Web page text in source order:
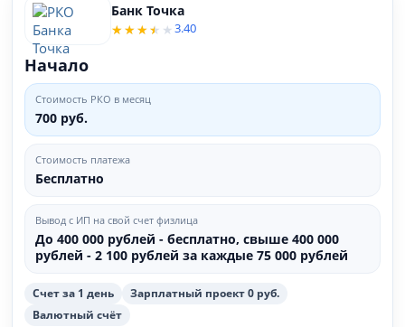
Банк Точка
3.40
Начало
Стоимость РКО в месяц
700 руб.
Стоимость платежа
Бесплатно
Вывод с ИП на свой счет физлица
До 400 000 рублей - бесплатно, свыше 400 000
рублей - 2 100 рублей за каждые 75 000 рублей
Счет за 1 день
Зарплатный проект 0 руб.
Валютный счёт